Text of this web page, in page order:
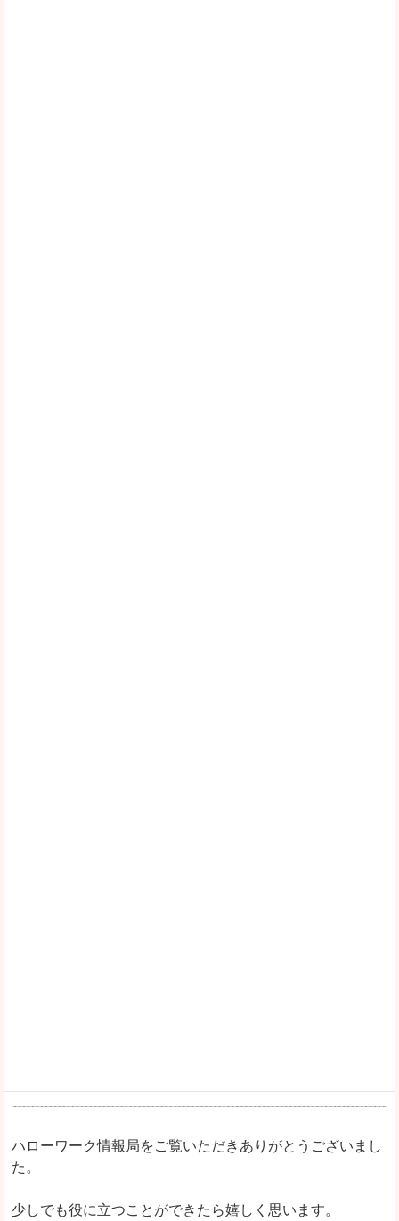
ハローワーク情報局をご覧いただきありがとうございまし
た。
少しでも役に立つことができたら嬉しく思います。